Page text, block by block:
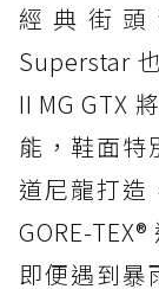
防水鞋推
載
防水鞋推
人必備山
頂
防水鞋
復刻厚底
經典街頭
Superstar
II MG GTX
能，鞋面特
道尼龍打造
GORE-
即便遇到暴